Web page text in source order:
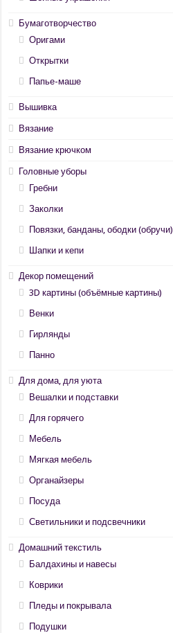
Бумаготворчество
Оригами
Открытки
Папье-маше
Вышивка
Вязание
Вязание крючком
Головные уборы
Гребни
Заколки
Повязки, банданы, ободки (обручи)
Шапки и кепи
Декор помещений
3D картины (объёмные картины)
Венки
Гирлянды
Панно
Для дома, для уюта
Вешалки и подставки
Для горячего
Мебель
Мягкая мебель
Органайзеры
Посуда
Светильники и подсвечники
Домашний текстиль
Балдахины и навесы
Коврики
Пледы и покрывала
Подушки